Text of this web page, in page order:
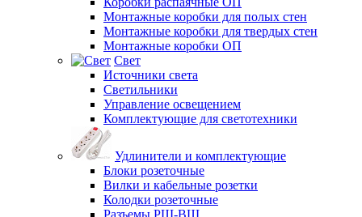
Монтажные коробки для полых стен
Монтажные коробки для твердых стен
Монтажные коробки ОП
Свет
Источники света
Светильники
Управление освещением
Комплектующие для светотехники
Удлинители и комплектующие
Блоки розеточные
Вилки и кабельные розетки
Колодки розеточные
Разъемы РШ-ВШ